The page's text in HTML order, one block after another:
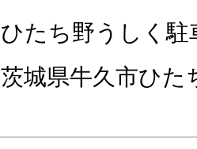
ひたち野うしく駐
茨城県牛久市ひた